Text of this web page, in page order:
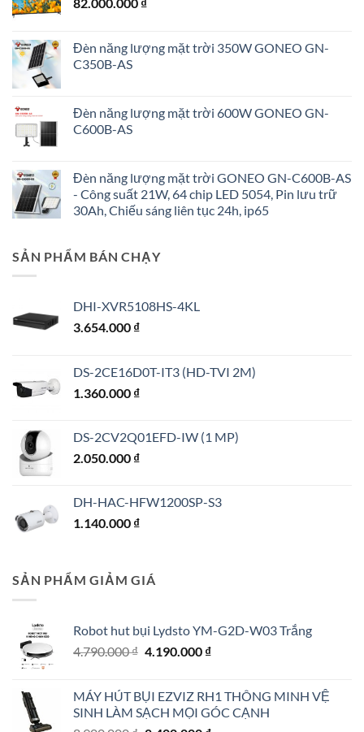
Đèn năng lượng mặt trời 350W GONEO GN-
C350B-AS
Đèn năng lượng mặt trời 600W GONEO GN-
C600B-AS
Đèn năng lượng mặt trời GONEO GN-C600B-AS
- Công suất 21W, 64 chip LED 5054, Pin lưu trữ
30Ah, Chiếu sáng liên tục 24h, ip65
SẢN PHẨM BÁN CHẠY
DHI-XVR5108HS-4KL
3.654.000 ₫
DS-2CE16D0T-IT3 (HD-TVI 2M)
1.360.000 ₫
DS-2CV2Q01EFD-IW (1 MP)
2.050.000 ₫
DH-HAC-HFW1200SP-S3
1.140.000 ₫
SẢN PHẨM GIẢM GIÁ
Robot hut bụi Lydsto YM-G2D-W03 Trắng
4.790.000₫ Giá
4.790.000 ₫.
4.190.000 ₫Giá
là:
4.190.000 ₫.
MÁY HÚT BỤI EZVIZ RH1 THÔNG MINH VỆ
SINH LÀM SẠCH MỌI GÓC CẠNH